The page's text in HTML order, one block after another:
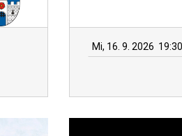
Mi, 16. 9. 2026 19:30